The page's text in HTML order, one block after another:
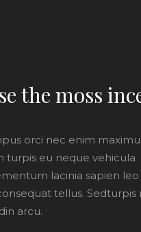
the moss
orci nec enim
turpis eu neque vehicula
lacinia sapien leo
tellus. Sedturpis
arcu.